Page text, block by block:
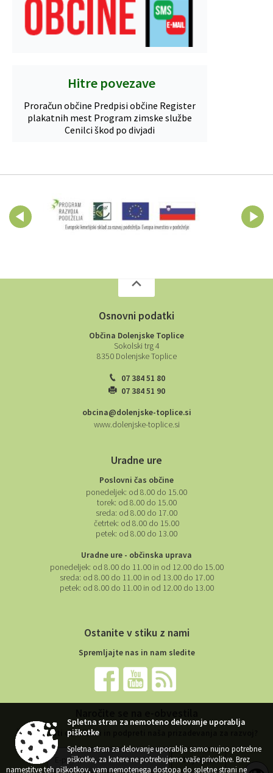
Hitre povezave
Proračun občine Predpisi občine Register
plakatnih mest Program zimske službe
Cenilci škod po divjadi
Osnovni podatki
Občina Dolenjske Toplice
Sokolski trg 4
8350 Dolenjske Toplice
07 384 51 80
07 384 51 90
obcina@dolenjske-toplice.si
www.dolenjske-toplice.si
Uradne ure
Poslovni čas občine
ponedeljek: od 8.00 do 15.00
torek: od 8.00 do 15.00
sreda: od 8.00 do 17.00
četrtek: od 8.00 do 15.00
petek: od 8.00 do 13.00
Uradne ure - občinska uprava
ponedeljek: od 8.00 do 11.00 in od 12.00 do 15.00
sreda: od 8.00 do 11.00 in od 13.00 do 17.00
petek: od 8.00 do 11.00 in od 12.00 do 13.00
Ostanite v stiku z nami
Spremljajte nas in nam sledite
Naročite se na e-obvestila
Želite ostati obveščeni in podpreti naša prizadevanja za razvoj?
Spletna stran za nemoteno delovanje uporablja
piškotke
Spletna stran za delovanje uporablja samo nujno potrebne
piškotke, za katere ne potrebujemo vaše privolitve. Brez
namestitve teh piškotkov, vam nemotenega dostopa do spletne strani ne